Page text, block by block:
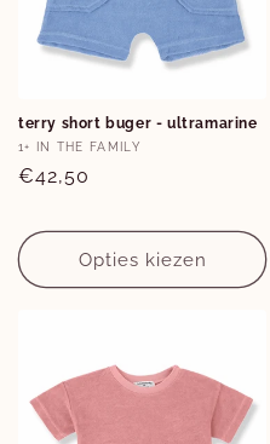
6M18M
terry short buger - ultramarine
Verkoper:
1+ IN THE FAMILY
Normale
€42,50
Opties kiezen